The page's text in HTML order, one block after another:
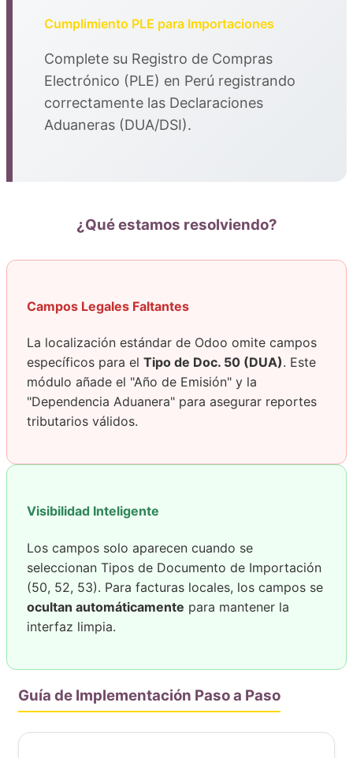
Cumplimiento PLE para Importaciones
Complete su Registro de Compras
Electrónico (PLE) en Perú registrando
correctamente las Declaraciones
Aduaneras (DUA/DSI).
¿Qué estamos resolviendo?
Campos Legales Faltantes
La localización estándar de Odoo omite campos
específicos para el Tipo de Doc. 50 (DUA). Este
módulo añade el "Año de Emisión" y la
"Dependencia Aduanera" para asegurar reportes
tributarios válidos.
Visibilidad Inteligente
Los campos solo aparecen cuando se
seleccionan Tipos de Documento de Importación
(50, 52, 53). Para facturas locales, los campos se
ocultan automáticamente para mantener la
interfaz limpia.
Guía de Implementación Paso a Paso